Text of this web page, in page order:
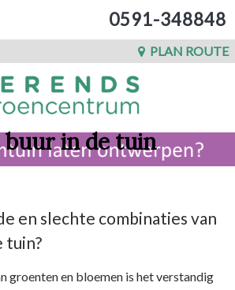
0591-348848
PLAN ROUTE
buur in de tuin
en slechte combinaties van
tuin?
groenten en bloemen is het verstandig